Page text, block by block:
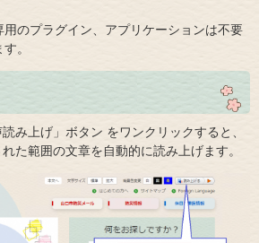
のプラグイン、アプリケーションは不要
。
み上げ」ボタン をワンクリックすると、
た範囲の文章を自動的に読み上げます。